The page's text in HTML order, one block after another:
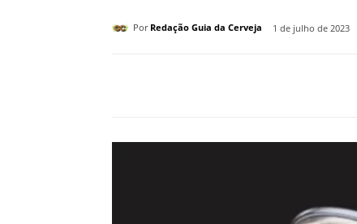
Por Redação Guia da Cerveja 1 de julho de 2023